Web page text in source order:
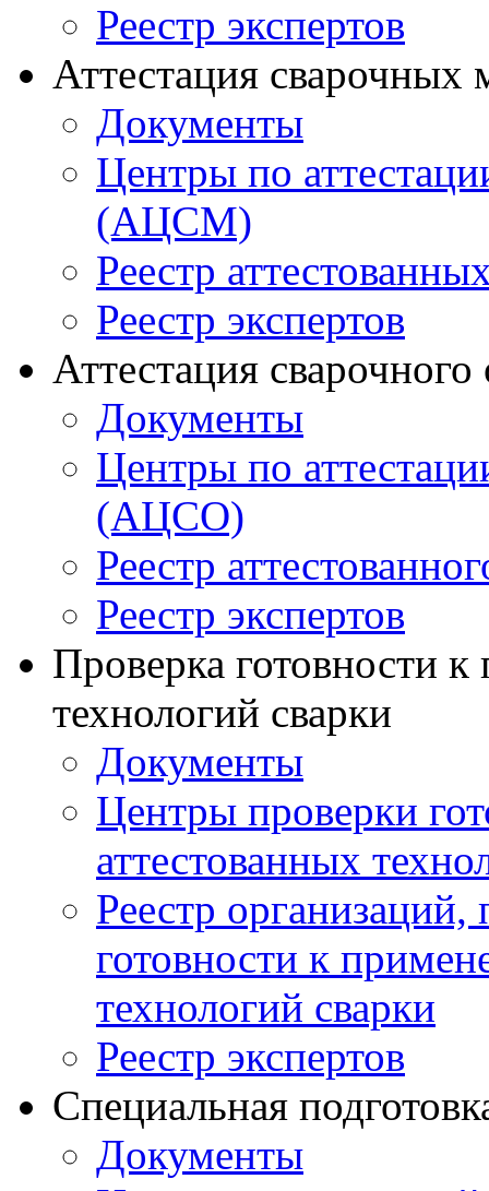
Реестр экспертов
Аттестация сварочных
Документы
Центры по
(АЦСМ)
Реестр
Реестр экспертов
Аттестация
Документы
Центры по
(АЦСО)
Реестр
Реестр экспертов
Проверка готовности
технологий сварки
Документы
Центры проверки
аттестованных
Реестр
готовности к
технологий сварки
Реестр экспертов
Специальная
Документы